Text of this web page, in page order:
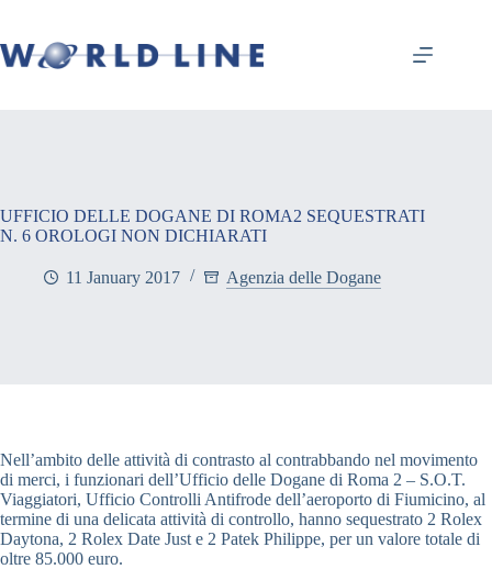
UFFICIO DELLE DOGANE DI ROMA2 SEQUESTRATI
N. 6 OROLOGI NON DICHIARATI
11 January 2017 Agenzia delle Dogane
Nell’ambito delle attività di contrasto al contrabbando nel movimento
di merci, i funzionari dell’Ufficio delle Dogane di Roma 2 – S.O.T.
Viaggiatori, Ufficio Controlli Antifrode dell’aeroporto di Fiumicino, al
termine di una delicata attività di controllo, hanno sequestrato 2 Rolex
Daytona, 2 Rolex Date Just e 2 Patek Philippe, per un valore totale di
oltre 85.000 euro.